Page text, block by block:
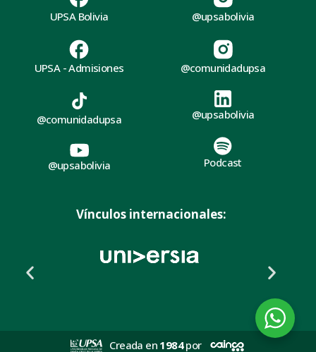
UPSA Bolivia
UPSA - Admisiones
@upsabolivia
@comunidadupsa
@comunidadupsa
@upsabolivia
@upsabolivia
Podcast
Vínculos internacionales:
Creada en 1984por